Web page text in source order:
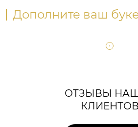
Дополните ваш
ОТЗЫВЫ
КЛИЕНТОВ